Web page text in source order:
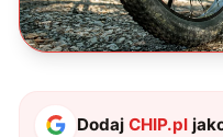
DodajCHIP.pl